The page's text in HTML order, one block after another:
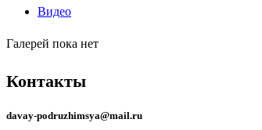
Видео
Галерей пока нет
Контакты
davay-podruzhimsya@mail.ru